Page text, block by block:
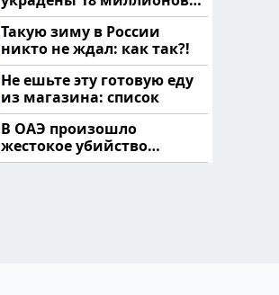
рублей
Такую зиму в России
никто не ждал: как так?!
Не ешьте эту готовую еду
из магазина: список
В ОАЭ произошло
жестокое убийство
криптомиллионера